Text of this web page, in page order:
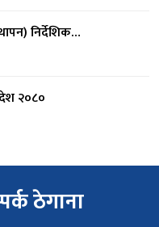
निर्देशिक…
२०८०
ठेगाना